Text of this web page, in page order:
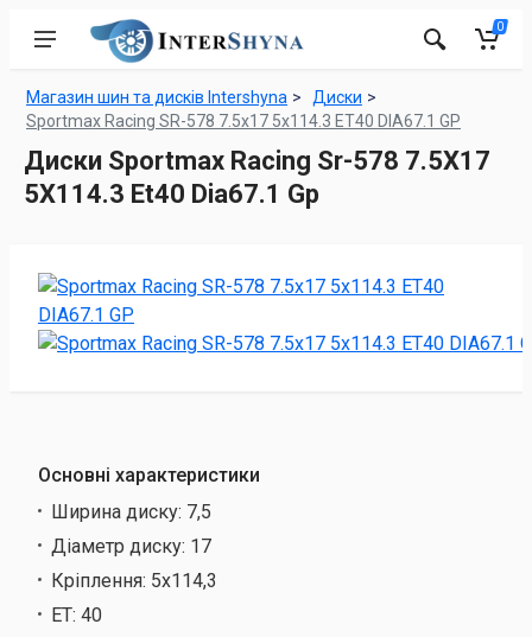
0
Магазин шин та дисків Intershyna
Диски
Sportmax Racing SR-578 7.5x17 5x114.3 ET40 DIA67.1 GP
Диски Sportmax Racing Sr-578 7.5X17
5X114.3 Et40 Dia67.1 Gp
Основні характеристики
Ширина диску: 7,5
Діаметр диску: 17
Кріплення: 5х114,3
ET: 40